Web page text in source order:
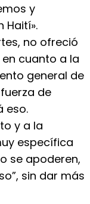
y
no ofreció
cuanto a la
general de
de
eso.
y a la
específica
se apoderen,
sin dar más